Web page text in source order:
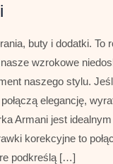
buty i dodatki. To
wzrokowe
naszego stylu.
elegancję,
Armani jest
korekcyjne to
podkreślą […]